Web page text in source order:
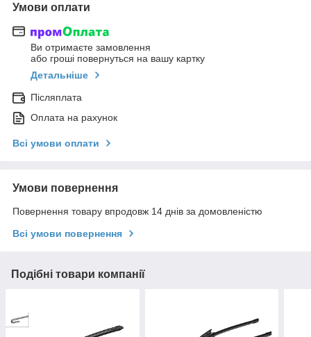
Умови оплати
Ви отримаєте замовлення
або гроші повернуться на вашу картку
Детальніше
Післяплата
Оплата на рахунок
Всі умови оплати
Умови повернення
Повернення товару впродовж 14 днів за домовленістю
Всі умови повернення
Подібні товари компанії